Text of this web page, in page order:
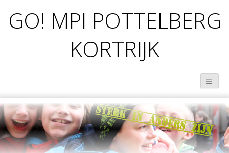
GO! MPI POTTELBERG
KORTRIJK